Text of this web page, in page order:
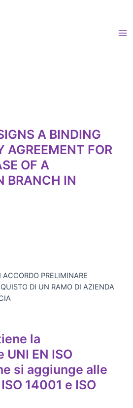
A BINDING
AGREEMENT FOR
OF A
BRANCH IN
PRELIMINARE
DI UN RAMO DI AZIENDA
la
EN ISO
si aggiunge alle
14001 e ISO